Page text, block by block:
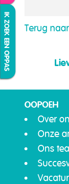
IK ZOEK EEN OPPAS Terug
OOPOEH
Over
Onze
Ons